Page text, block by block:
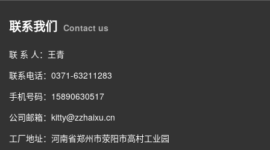
联系我们 Contact us
联 系 人：王青
联系电话：0371-63211283
手机号码：15890630517
公司邮箱：kitty@zzhaixu.cn
工厂地址：河南省郑州市荥阳市高村工业园